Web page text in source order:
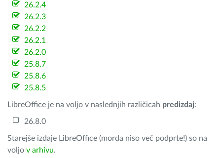
26.2.4
26.2.3
26.2.2
26.2.1
26.2.0
25.8.7
25.8.6
25.8.5
LibreOffice je na voljo v naslednjih različicah predizdaj:
26.8.0
Starejše izdaje LibreOffice (morda niso več podprte!) so na
voljo v arhivu.